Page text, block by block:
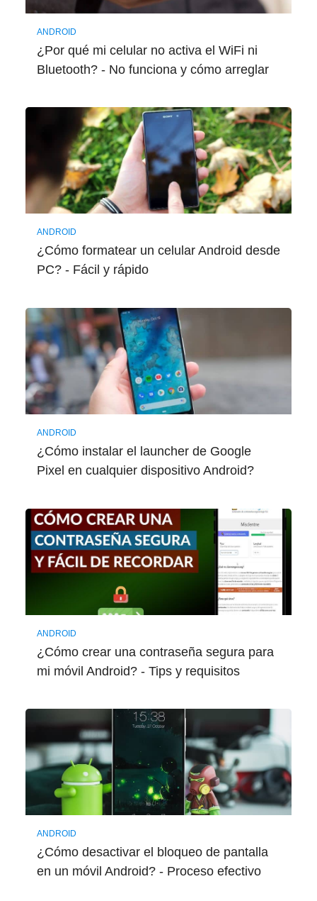
ANDROID
¿Por qué mi celular no activa el WiFi ni
Bluetooth? - No funciona y cómo arreglar
ANDROID
¿Cómo formatear un celular Android desde
PC? - Fácil y rápido
ANDROID
¿Cómo instalar el launcher de Google
Pixel en cualquier dispositivo Android?
ANDROID
¿Cómo crear una contraseña segura para
mi móvil Android? - Tips y requisitos
ANDROID
¿Cómo desactivar el bloqueo de pantalla
en un móvil Android? - Proceso efectivo